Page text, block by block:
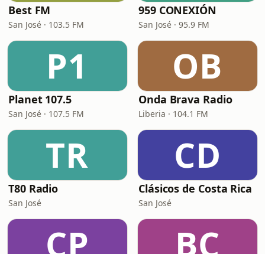
Best FM
San José · 103.5 FM
959 CONEXIÓN
San José · 95.9 FM
P1
Planet 107.5
San José · 107.5 FM
OB
Onda Brava Radio
Liberia · 104.1 FM
TR
T80 Radio
San José
CD
Clásicos de Costa Rica
San José
CP BC